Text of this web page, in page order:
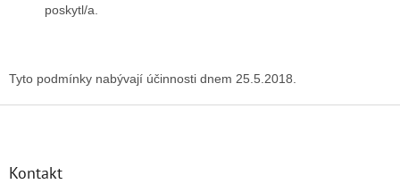
poskytl/a.
Tyto podmínky nabývají účinnosti dnem 25.5.2018.
Z
Kontakt